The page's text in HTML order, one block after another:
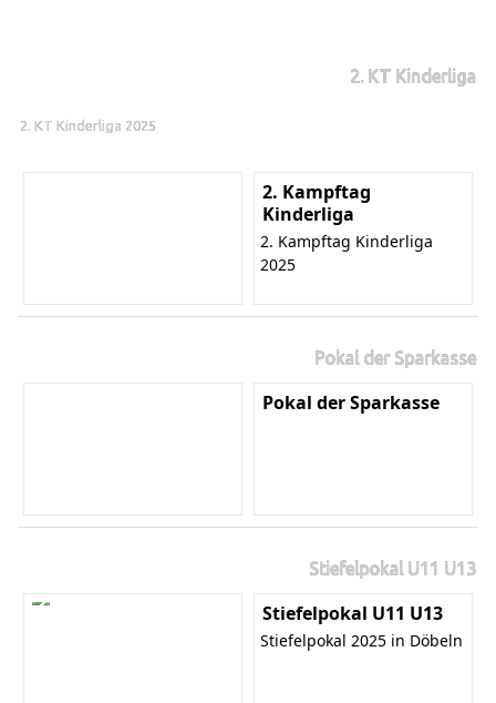
2. KT Kinderliga
2. KT Kinderliga 2025
2. Kampftag
Kinderliga
2. Kampftag Kinderliga
2025
Pokal der Sparkasse
Pokal der Sparkasse
Stiefelpokal U11 U13
Stiefelpokal U11 U13
Stiefelpokal 2025 in Döbeln